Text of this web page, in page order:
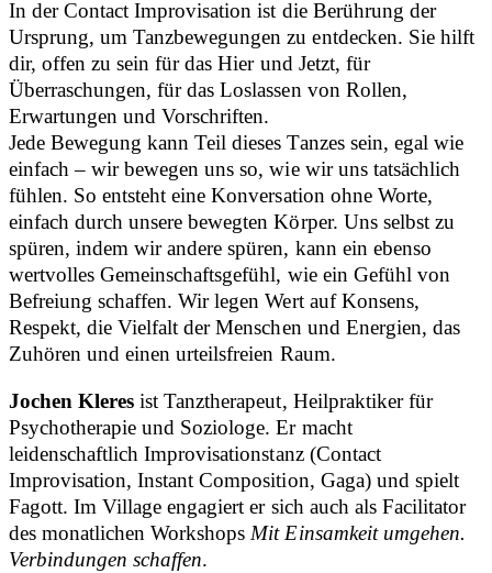
In der Contact Improvisation ist die Berührung der
Ursprung, um Tanzbewegungen zu entdecken. Sie hilft
dir, offen zu sein für das Hier und Jetzt, für
Überraschungen, für das Loslassen von Rollen,
Erwartungen und Vorschriften.
Jede Bewegung kann Teil dieses Tanzes sein, egal wie
einfach – wir bewegen uns so, wie wir uns tatsächlich
fühlen. So entsteht eine Konversation ohne Worte,
einfach durch unsere bewegten Körper. Uns selbst zu
spüren, indem wir andere spüren, kann ein ebenso
wertvolles Gemeinschaftsgefühl, wie ein Gefühl von
Befreiung schaffen. Wir legen Wert auf Konsens,
Respekt, die Vielfalt der Menschen und Energien, das
Zuhören und einen urteilsfreien Raum.
Jochen Kleres ist Tanztherapeut, Heilpraktiker für
Psychotherapie und Soziologe. Er macht
leidenschaftlich Improvisationstanz (Contact
Improvisation, Instant Composition, Gaga) und spielt
Fagott. Im Village engagiert er sich auch als Facilitator
des monatlichen WorkshopsMit Einsamkeit umgehen.
Verbindungen schaffen.